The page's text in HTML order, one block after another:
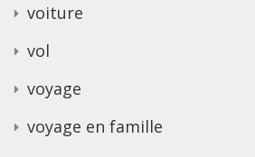
voiture
vol
voyage
voyage en famille